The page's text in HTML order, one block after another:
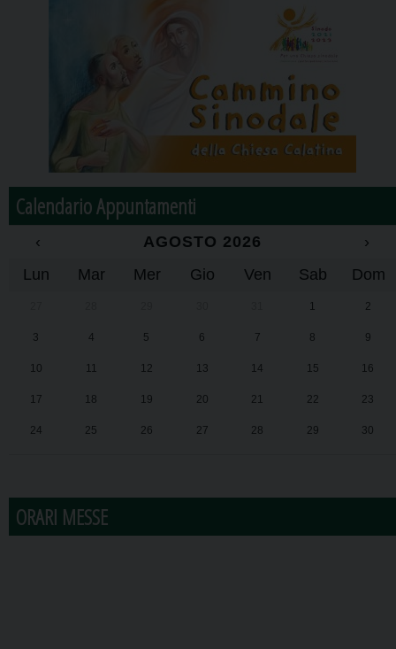
Calendario Appuntamenti
‹ AGOSTO 2026
›
Lun
Mar Mer Gio Ven Sab Dom
1 2
3 4 5 6 7 8 9
10 11 12 13 14 15 16
17 18 19 20 21 22 23
24 25 26 27 28 29 30
ORARI MESSE